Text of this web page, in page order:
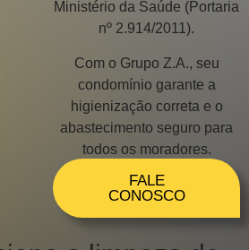
Ministério da Saúde (Portaria
nº 2.914/2011).
Com o Grupo Z.A., seu
condomínio garante a
higienização correta e o
abastecimento seguro para
todos os moradores.
FALE
CONOSCO